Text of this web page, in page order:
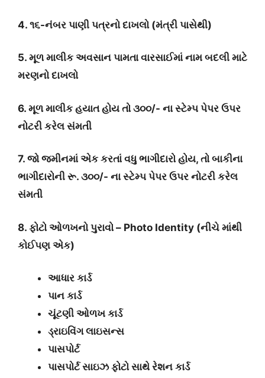
4. ૧૬-નંબર પાણી પત્રનો દાખલો (મંત્રી પાસેથી)
5. મૂળ માલીક અવસાન પામતા વારસાઈમાં નામ બદલી માટે
મરણનો દાખલો
6. મૂળ માલીક હયાત હોય તો ૩૦૦/- ના સ્ટેમ્પ પેપર ઉપર
નોટરી કરેલ સંમતી
7. જો જમીનમાં એક કરતાં વધુ ભાગીદારો હોય, તો બાકીના
ભાગીદારોની રૂ. ૩૦૦/- ના સ્ટેમ્પ પેપર ઉપર નોટરી કરેલ
સંમતી
8. ફોટો ઓળખનો પુરાવો – Photo Identity (નીચે માંથી
કોઈપણ એક)
આધાર કાર્ડ
પાન કાર્ડ
ચૂંટણી ઓળખ કાર્ડ
ડ્રાઇવિંગ લાઇસન્સ
પાસપોર્ટ
પાસપોર્ટ સાઇઝ ફોટો સાથે રેશન કાર્ડ